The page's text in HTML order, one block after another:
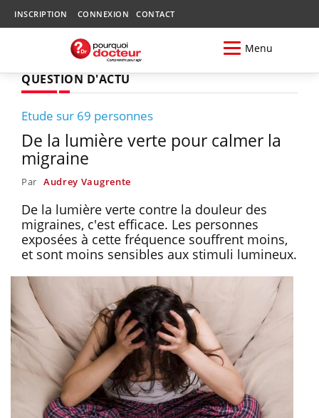
INSCRIPTION CONNEXION CONTACT
Menu
QUESTION D'ACTU
Etude sur 69 personnes
De la lumière verte pour calmer la
migraine
Par Audrey Vaugrente
De la lumière verte contre la douleur des
migraines, c'est efficace. Les personnes
exposées à cette fréquence souffrent moins,
et sont moins sensibles aux stimuli lumineux.